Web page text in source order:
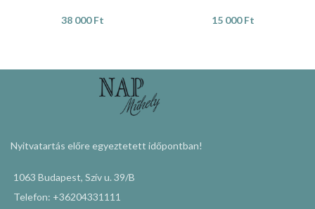
38 000Ft 15 000Ft
Nyitvatartás előre egyeztetett időpontban!
1063 Budapest, Szív u. 39/B
Telefon: +36204331111